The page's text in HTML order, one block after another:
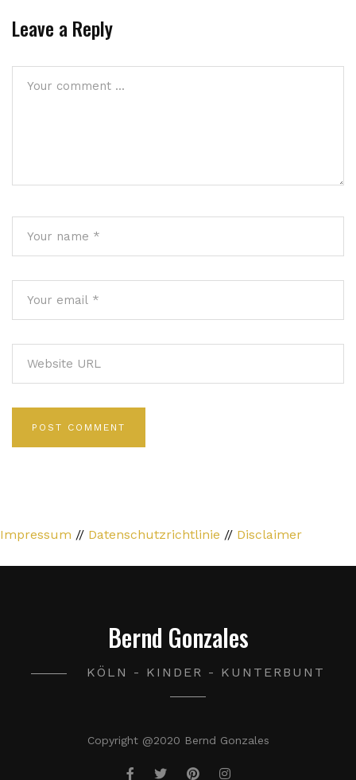
Leave a Reply
Impressum // Datenschutzrichtlinie // Disclaimer
Bernd Gonzales
KÖLN - KINDER - KUNTERBUNT
Copyright @2020 Bernd Gonzales